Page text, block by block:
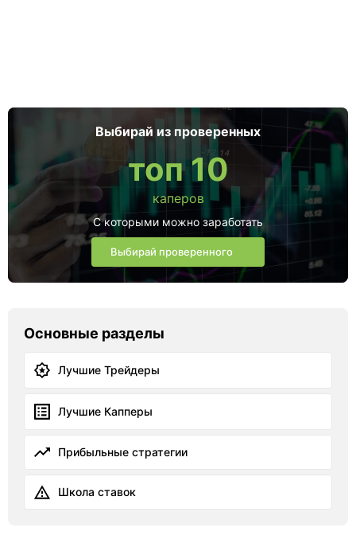
Выбирай из проверенных
топ 10
каперов
С которыми можно заработать
Выбирай проверенного
Основные разделы
Лучшие Трейдеры
Лучшие Капперы
Прибыльные стратегии
Школа ставок